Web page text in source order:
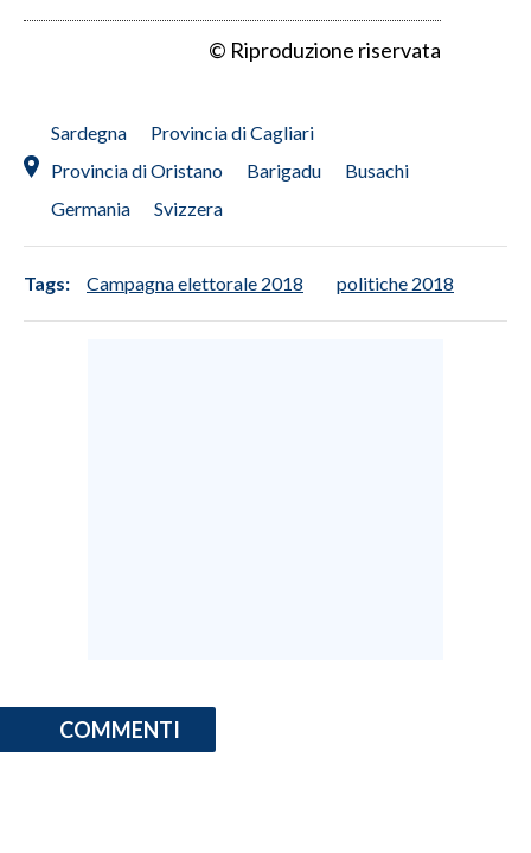
© Riproduzione riservata
Sardegna
Provincia di Cagliari
Provincia di Oristano
Barigadu
Busachi
Germania
Svizzera
Tags: Campagna elettorale 2018 politiche 2018
COMMENTI